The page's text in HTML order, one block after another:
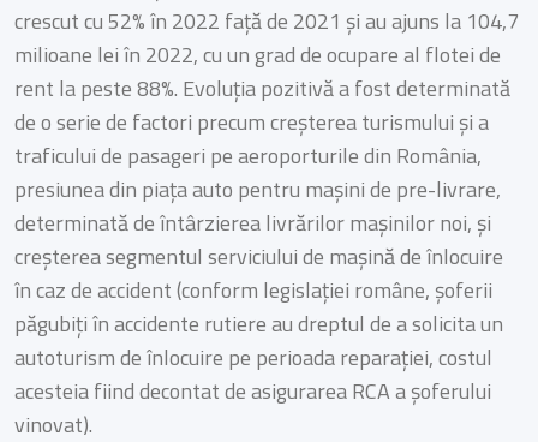
crescut cu 52% în 2022 față de 2021 și au ajuns la 104,7
milioane lei în 2022, cu un grad de ocupare al flotei de
rent la peste 88%. Evoluția pozitivă a fost determinată
de o serie de factori precum creșterea turismului și a
traficului de pasageri pe aeroporturile din România,
presiunea din piața auto pentru mașini de pre-livrare,
determinată de întârzierea livrărilor mașinilor noi, și
creșterea segmentul serviciului de mașină de înlocuire
în caz de accident (conform legislației române, șoferii
păgubiți în accidente rutiere au dreptul de a solicita un
autoturism de înlocuire pe perioada reparației, costul
acesteia fiind decontat de asigurarea RCA a șoferului
vinovat).